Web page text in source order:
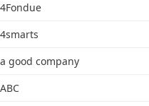
4Fondue
4smarts
a good company
ABC